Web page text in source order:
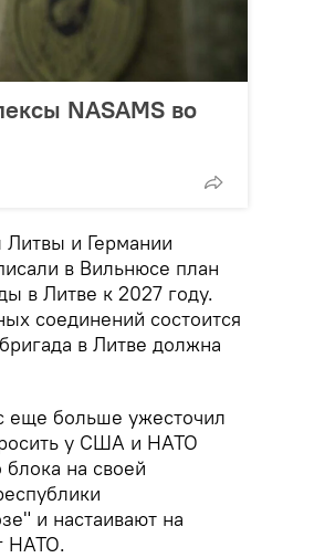
NASAMS во
и Германии
в Вильнюсе план
в Литве к 2027 году.
соединений состоится
в Литве должна
еще больше ужесточил
у США и НАТО
блока на своей
и настаивают на
НАТО.